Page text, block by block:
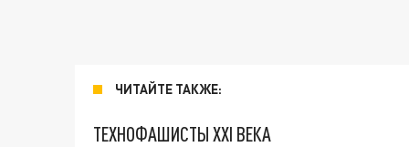
ЧИТАЙТЕ ТАКЖЕ:
ТЕХНОФАШИСТЫ XXI ВЕКА